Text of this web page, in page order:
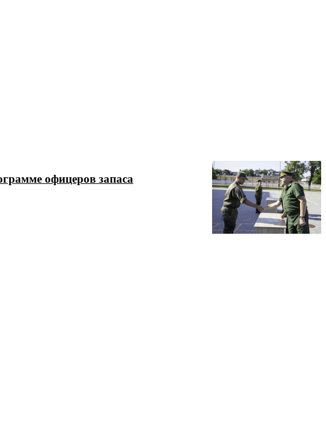
офицеров запаса